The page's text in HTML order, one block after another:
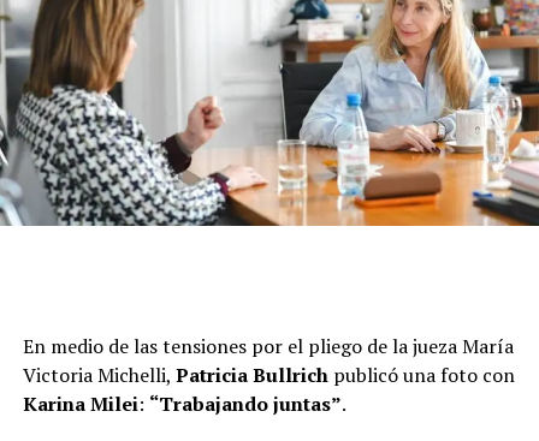
En medio de las tensiones por el pliego de la jueza María
Victoria Michelli, Patricia Bullrich publicó una foto con
Karina Milei: “Trabajando juntas”.